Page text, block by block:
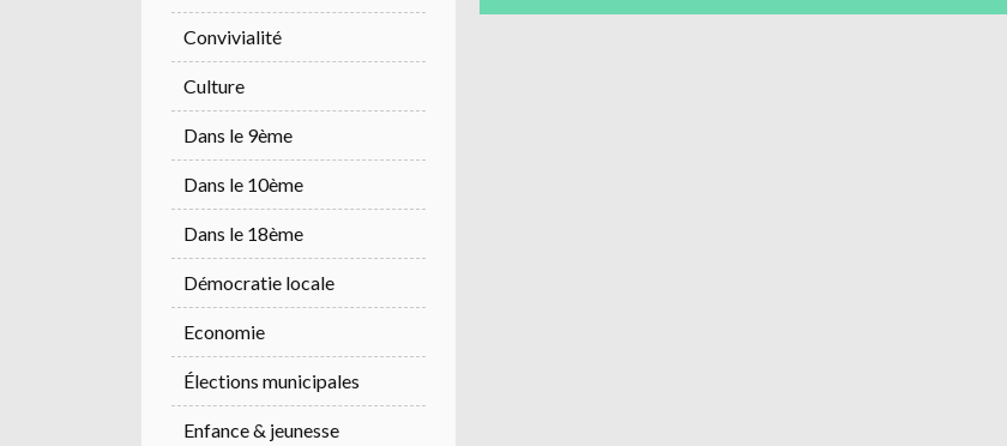
Convivialité
Culture
Dans le 9ème
Dans le 10ème
Dans le 18ème
Démocratie locale
Economie
Élections municipales
Enfance & jeunesse